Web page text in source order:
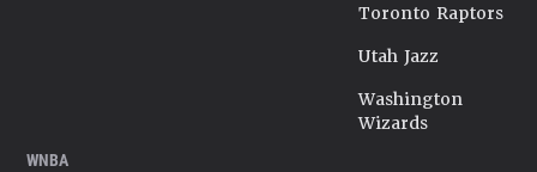
Toronto Raptors
Utah Jazz
Washington
Wizards
WNBA